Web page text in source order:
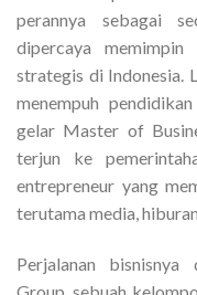
perannya sebagai
dipercaya
strategis di Indonesia.
menempuh
gelar Master of
terjun ke
entrepreneur yang
terutama media,
Perjalanan